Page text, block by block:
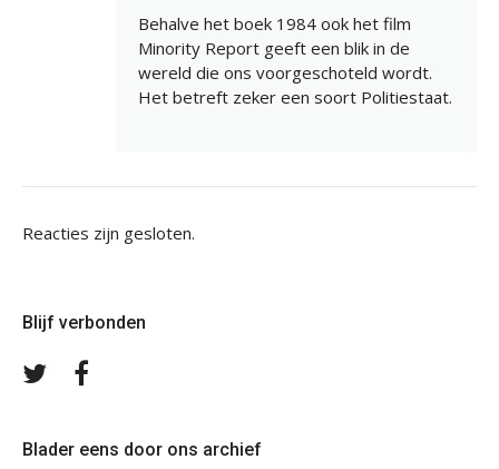
Behalve het boek 1984 ook het film
Minority Report geeft een blik in de
wereld die ons voorgeschoteld wordt.
Het betreft zeker een soort Politiestaat.
Reacties zijn gesloten.
Blijf verbonden
Volg
Blader eens door ons archief